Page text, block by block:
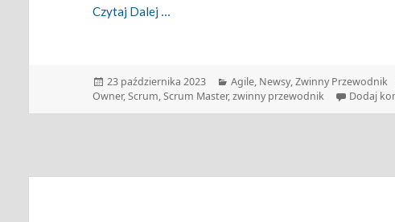
Czytaj Dalej
Data
publikacji
23 października 2023 Kategorie
Agile, Newsy,Zwinny Przewodnik
Owner,Scrum,Scrum Master,zwinny przewodnik Dodaj